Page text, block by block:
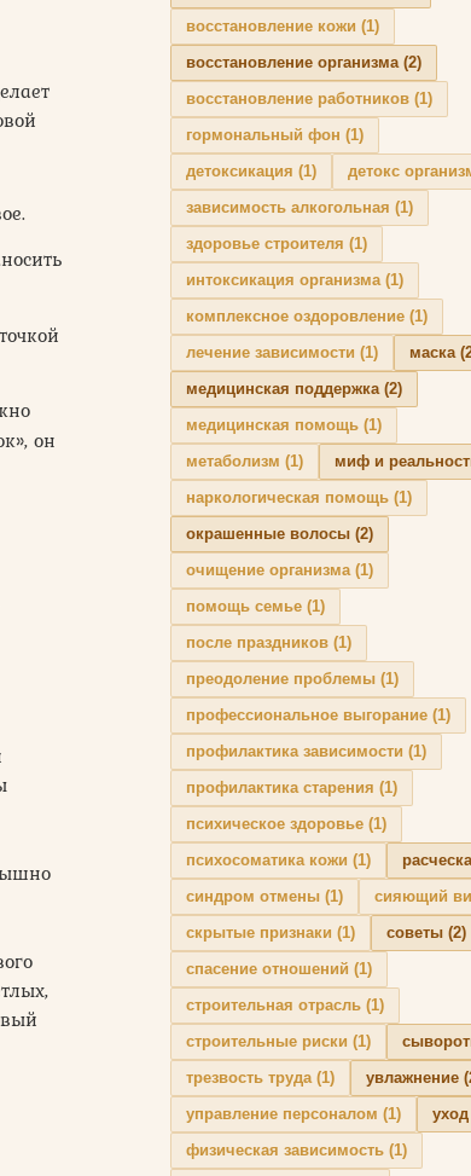
он
восстановление кожи (1)
восстановление организма(2)
восстановление работников (1)
гормональный фон (1)
детоксикация (1) детокс
зависимость алкогольная (1)
здоровье строителя (1)
интоксикация организма(1)
комплексное оздоровление (1)
лечение зависимости (1) маска
медицинская поддержка(2)
медицинская помощь (1)
метаболизм (1) миф и
наркологическая помощь (1)
окрашенные волосы (2)
очищение организма(1)
помощь семье (1)
после праздников (1)
преодоление проблемы (1)
профессиональное выгорание (1)
профилактика зависимости (1)
профилактика старения (1)
психическое здоровье (1)
психосоматика кожи (1) расческа
синдром отмены (1) сияющий
скрытые признаки (1) советы (2)
спасение отношений (1)
строительная отрасль (1)
строительные риски (1)
трезвость труда(1) увлажнение
управление персоналом (1) уход
физическая зависимость (1)